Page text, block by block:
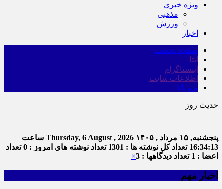
ویژه خبری
مذهبی
ورزش
اخبار
صفحه نخست
ایتا
اینستاگرام
اطلاعات سایت
برو بالا
حدیث روز
پنجشنبه, ۱۵ مرداد , ۱۴۰۵ Thursday, 6 August , 2026 ساعت
16:34:13 تعداد کل نوشته ها : 1301 تعداد نوشته های امروز : 0
تعداد
اعضا : 1
تعداد دیدگاهها : 3 ×
اخبار مهم